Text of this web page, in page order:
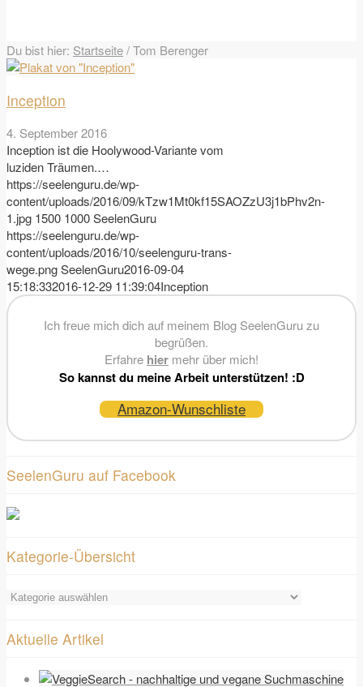
Du bist hier: Startseite/Tom Berenger
Inception
4. September 2016
Inception ist die Hoolywood-Variante vom
luziden Träumen.…
https://seelenguru.de/wp-
content/uploads/2016/09/kTzw1Mt0kf15SAOZzU3j1bPhv2n-
1.jpg 1500 1000SeelenGuru
https://seelenguru.de/wp-
content/uploads/2016/10/seelenguru-trans-
wege.pngSeelenGuru2016-09-04
15:18:332016-12-29 11:39:04Inception
Ich freue mich dich auf meinem Blog SeelenGuru zu
begrüßen.
Erfahre hier mehr über mich!
So kannst du meine Arbeit unterstützen! :D
Amazon-Wunschliste
SeelenGuru auf Facebook
Kategorie-Übersicht
Kategorie-
Aktuelle Artikel